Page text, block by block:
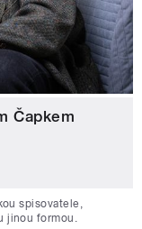
Čapkem
spisovatele,
jinou formou.